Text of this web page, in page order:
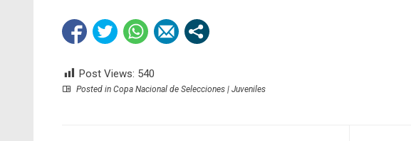
Post Views: 540
Posted in Copa Nacional de Selecciones | Juveniles